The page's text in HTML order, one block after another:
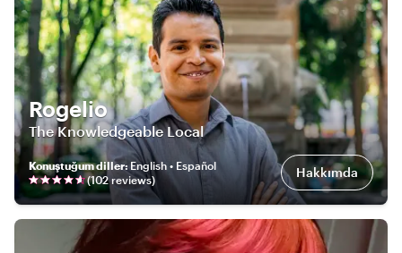
Rogelio
The Knowledgeable Local
Konuştuğum diller: English • Español
(102reviews) Hakkımda